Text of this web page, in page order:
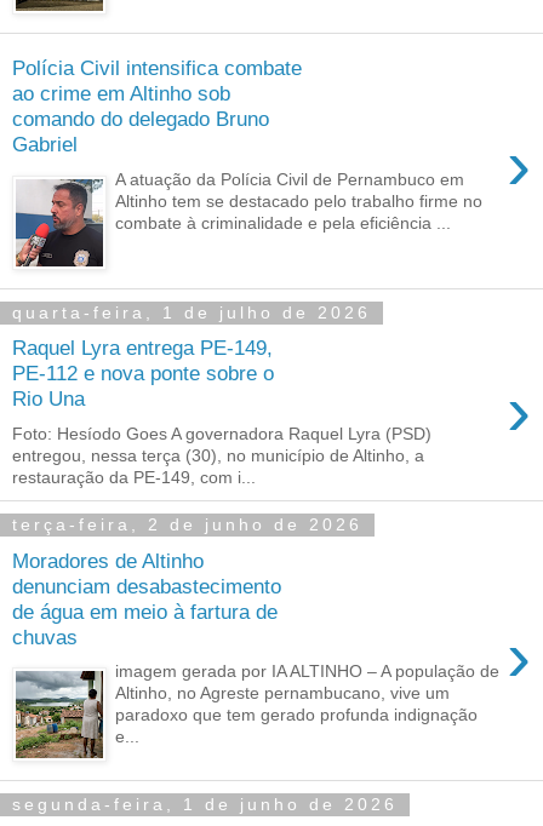
Polícia Civil intensifica combate
ao crime em Altinho sob
comando do delegado Bruno
Gabriel
›
A atuação da Polícia Civil de Pernambuco em
Altinho tem se destacado pelo trabalho firme no
combate à criminalidade e pela eficiência ...
quarta-feira, 1 de julho de 2026
Raquel Lyra entrega PE-149,
PE-112 e nova ponte sobre o
Rio Una
›
Foto: Hesíodo Goes A governadora Raquel Lyra (PSD)
entregou, nessa terça (30), no município de Altinho, a
restauração da PE-149, com i...
terça-feira, 2 de junho de 2026
Moradores de Altinho
denunciam desabastecimento
de água em meio à fartura de
chuvas
›
imagem gerada por IA ALTINHO – A população de
Altinho, no Agreste pernambucano, vive um
paradoxo que tem gerado profunda indignação
e...
segunda-feira, 1 de junho de 2026